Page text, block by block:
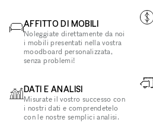
AFFITTO DI MOBILI
Noleggiate direttamente da noi
i mobili presentati nella vostra
moodboard personalizzata,
senza problemi!
DATI E ANALISI
Misurate il vostro successo con
i nostri dati e comprendetelo
con le nostre semplici analisi.